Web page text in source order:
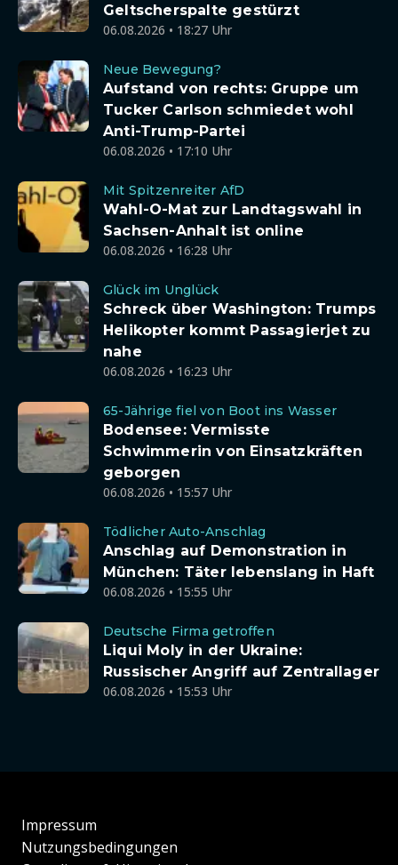
Geltscherspalte gestürzt
06.08.2026 • 18:27 Uhr
Neue Bewegung?
Aufstand von rechts: Gruppe um
Tucker Carlson schmiedet wohl
Anti-Trump-Partei
06.08.2026 • 17:10 Uhr
Mit Spitzenreiter AfD
Wahl-O-Mat zur Landtagswahl in
Sachsen-Anhalt ist online
06.08.2026 • 16:28 Uhr
Glück im Unglück
Schreck über Washington: Trumps
Helikopter kommt Passagierjet zu
nahe
06.08.2026 • 16:23 Uhr
65-Jährige fiel von Boot ins Wasser
Bodensee: Vermisste
Schwimmerin von Einsatzkräften
geborgen
06.08.2026 • 15:57 Uhr
Tödlicher Auto-Anschlag
Anschlag auf Demonstration in
München: Täter lebenslang in Haft
06.08.2026 • 15:55 Uhr
Deutsche Firma getroffen
Liqui Moly in der Ukraine:
Russischer Angriff auf Zentrallager
06.08.2026 • 15:53 Uhr
Impressum
Nutzungsbedingungen